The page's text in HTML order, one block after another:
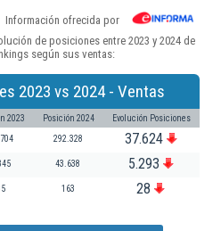
Información ofrecida por
de posiciones entre 2023 y 2024 de
según sus ventas:
2023 vs 2024 - Ventas
2023 Posición 2024 Evolución Posiciones
292.328 37.624
43.638 5.293
163 28